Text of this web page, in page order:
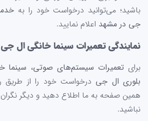
باشید؛ می‌توانید درخواست خود را به
جی در مشهد اعلام نمایید.
نمایندگی تعمیرات سینما خانگی ال
برای تعمیرات سیستم‌های صوتی، سینما
بلوری ال جی درخواست خود را از طریق
همین صفحه به ما اطلاع دهید و دیگر
نباشید.